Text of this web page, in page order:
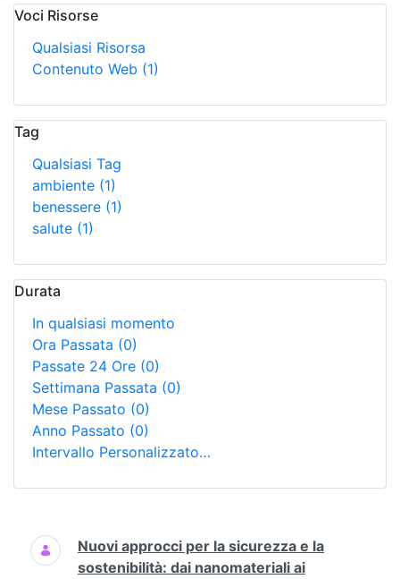
Voci Risorse
Qualsiasi Risorsa
Contenuto Web (1)
Tag
Qualsiasi Tag
ambiente (1)
benessere (1)
salute (1)
Durata
In qualsiasi momento
Ora Passata (0)
Passate 24 Ore (0)
Settimana Passata (0)
Mese Passato (0)
Anno Passato (0)
Intervallo Personalizzato…
Ricerca
Nuovi approcci per la sicurezza e la
sostenibilità: dai nanomateriali ai